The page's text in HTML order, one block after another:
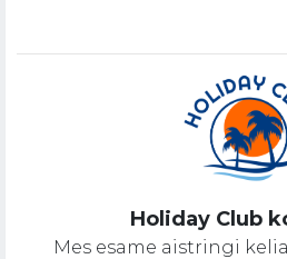
Holiday Club
Mes esame aistringi